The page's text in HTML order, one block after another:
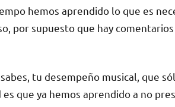
hemos aprendido lo que es
por supuesto que hay
tu desempeño musical, que
que ya hemos aprendido a no